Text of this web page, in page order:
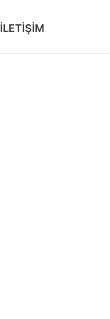
İLETIŞIM